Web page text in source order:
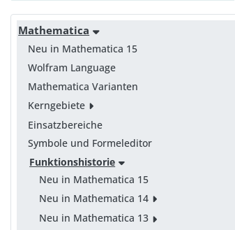
Mathematica
Neu in Mathematica 15
Wolfram Language
Mathematica Varianten
Kerngebiete
Einsatzbereiche
Symbole und Formeleditor
Funktionshistorie
Neu in Mathematica 15
Neu in Mathematica 14
Neu in Mathematica 13